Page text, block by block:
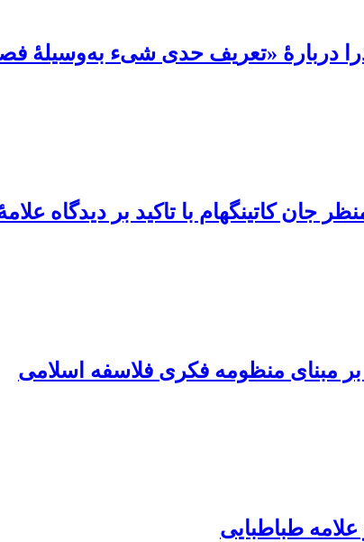
دربارۀ «تعریف حدی شیء به‌وسیلۀ
جان کاتینگهام با تاکید بر دیدگاه
مبنای منظومه فکری فلاسفه اسلامی
طباطبایی